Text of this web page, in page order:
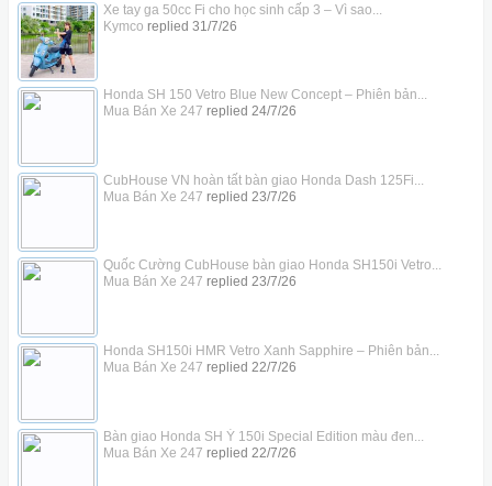
Xe tay ga 50cc Fi cho học sinh cấp 3 – Vì sao...
Kymco replied 31/7/26
Honda SH 150 Vetro Blue New Concept – Phiên bản...
Mua Bán Xe 247 replied 24/7/26
CubHouse VN hoàn tất bàn giao Honda Dash 125Fi...
Mua Bán Xe 247 replied 23/7/26
Quốc Cường CubHouse bàn giao Honda SH150i Vetro...
Mua Bán Xe 247 replied 23/7/26
Honda SH150i HMR Vetro Xanh Sapphire – Phiên bản...
Mua Bán Xe 247 replied 22/7/26
Bàn giao Honda SH Ý 150i Special Edition màu đen...
Mua Bán Xe 247 replied 22/7/26